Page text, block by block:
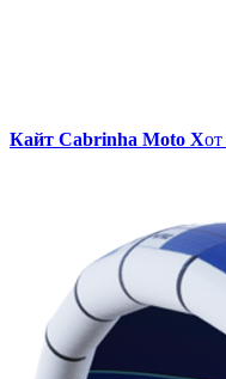
Кайт Cabrinha Moto Xот